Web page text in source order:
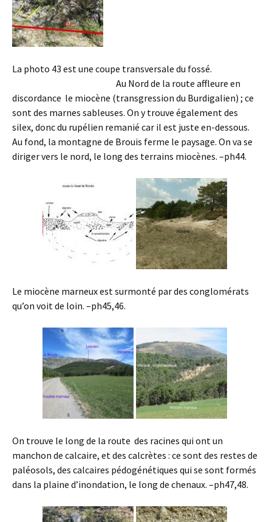
La photo 43 est une coupe transversale du fossé.
Au Nord de la route affleure en
discordance le miocène (transgression du Burdigalien) ; ce
sont des marnes sableuses. On y trouve également des
silex, donc du rupélien remanié car il est juste en-dessous.
Au fond, la montagne de Brouis ferme le paysage. On va se
diriger vers le nord, le long des terrains miocènes. –ph44.
Le miocène marneux est surmonté par des conglomérats
qu’on voit de loin. –ph45,46.
On trouve le long de la route des racines qui ont un
manchon de calcaire, et des calcrètes : ce sont des restes de
paléosols, des calcaires pédogénétiques qui se sont formés
dans la plaine d’inondation, le long de chenaux. –ph47,48.